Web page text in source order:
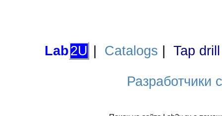
Lab2U Catalogs Tap
Разработчики